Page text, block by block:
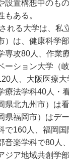
設置構想中のも
もある。
れる大学は、私
）は、健康科学
専攻80人、作業
ーション大学（
人、大阪医療
療法学科40人・
県北九州市）は
県福岡市）はデ
で160人、福岡
音楽学科で80人
ジア地域共創学